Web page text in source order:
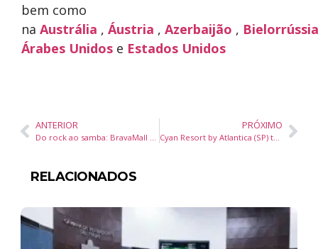
bem como
na Austrália , Áustria , Azerbaijão , Bielorrússia
Árabes Unidos e Estados Unidos
ANTERIOR
Do rock ao samba: BravaMall anuncia agenda de shows gratuitos em abril
PRÓXIMO
Cyan Resort by Atlantica (SP) terá Páscoa dos Sonhos
RELACIONADOS